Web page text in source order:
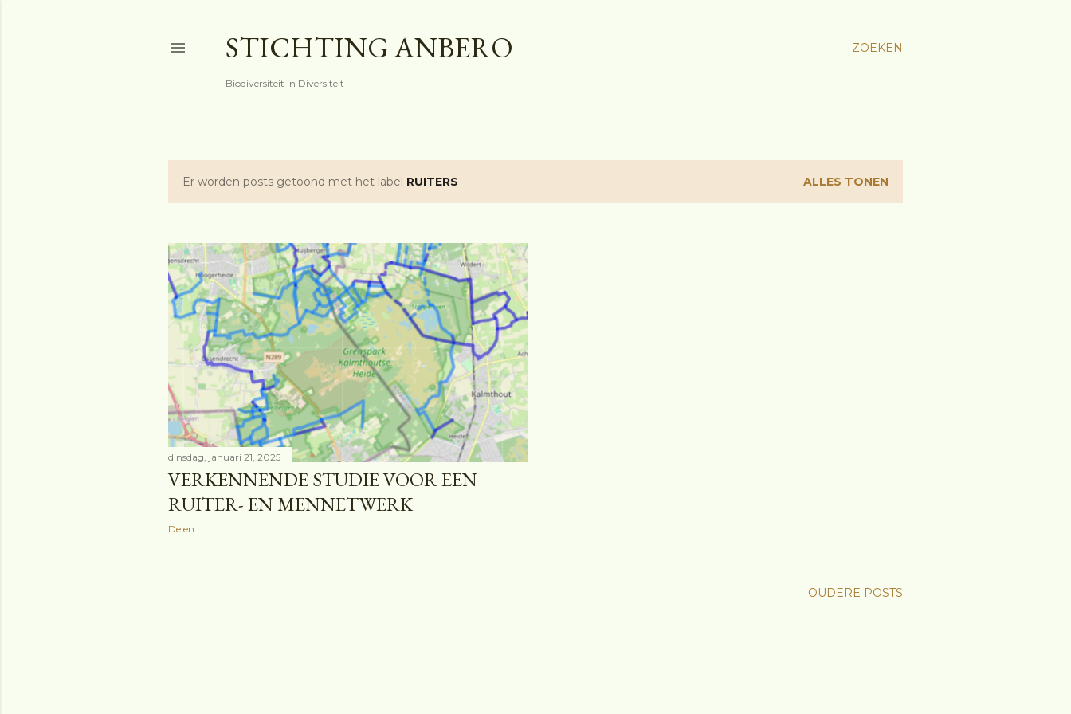
ZOEKEN
STICHTING ANBERO
Biodiversiteit in Diversiteit
P
s
t
s
Er worden posts getoond met het label RUITERS ALLES TONEN
dinsdag, januari 21, 2025
VERKENNENDE STUDIE VOOR EEN
RUITER- EN MENNETWERK
Delen
OUDERE POSTS